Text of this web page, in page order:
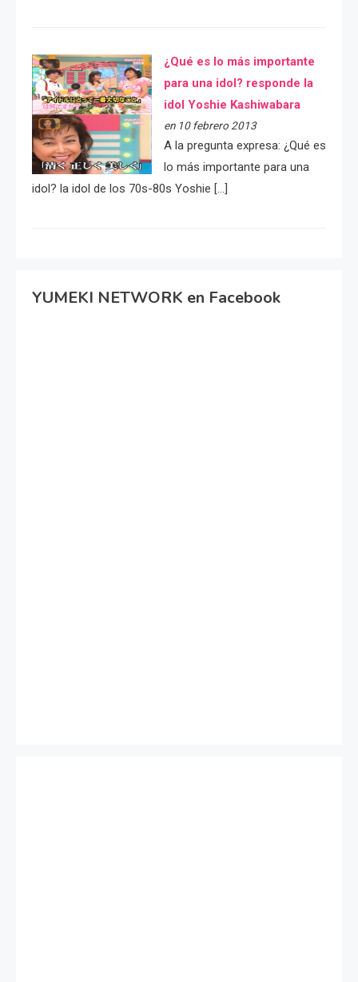
¿Qué es lo más importante
para una idol? responde la
idol Yoshie Kashiwabara
en 10 febrero 2013
A la pregunta expresa: ¿Qué es
lo más importante para una
idol? la idol de los 70s-80s Yoshie […]
YUMEKI NETWORK en Facebook